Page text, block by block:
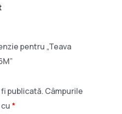
pentru „Teava
publicată. Câmpurile
*